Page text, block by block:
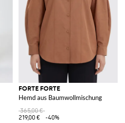
FORTE FORTE
Hemd aus Baumwollmischung
365,00 €
219,00 €
-40%